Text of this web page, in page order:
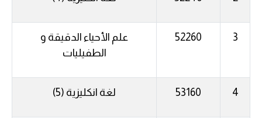
3
52260
علم الأحياء الدقيقة و
الطفيليات
4
53160 لغة انكليزية (5)